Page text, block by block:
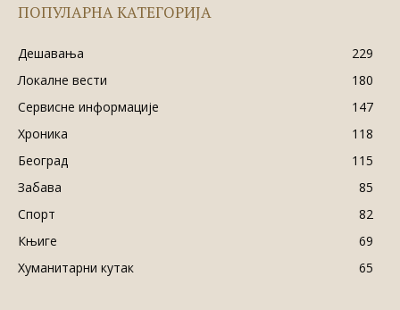
ПОПУЛАРНА КАТЕГОРИЈА
Дешавања
229
Локалне вести
180
Сервисне информације
147
Хроника
118
Београд
115
Забава
85
Спорт
82
Књиге
69
Хуманитарни кутак
65